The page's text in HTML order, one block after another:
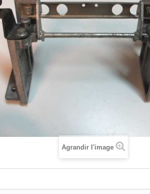
Agrandir l'image